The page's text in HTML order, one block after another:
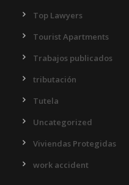
Top Lawyers
Tourist Apartments
Trabajos publicados
tributación
Tutela
Uncategorized
Viviendas Protegidas
work accident